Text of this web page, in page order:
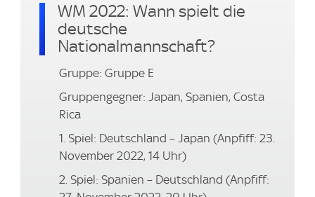
WM 2022: Wann spielt die
deutsche
Nationalmannschaft?
Gruppe: Gruppe E
Gruppengegner: Japan, Spanien, Costa
Rica
1. Spiel: Deutschland – Japan (Anpfiff: 23.
November 2022, 14 Uhr)
2. Spiel: Spanien – Deutschland (Anpfiff: